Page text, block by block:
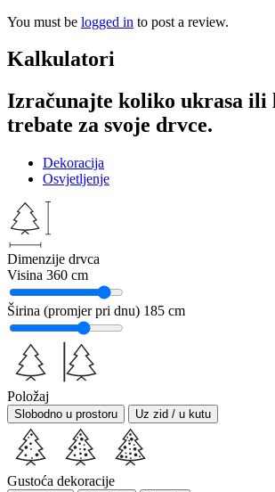
You must be logged in to post a review.
Kalkulatori
Izračunajte koliko ukrasa ili
trebate za svoje drvce.
Dekoracija
Osvjetljenje
Dimenzije drvca
Visina 360 cm
Širina (promjer pri dnu) 185 cm
Položaj
Slobodno u prostoru Uz zid / u kutu
Gustoća dekoracije